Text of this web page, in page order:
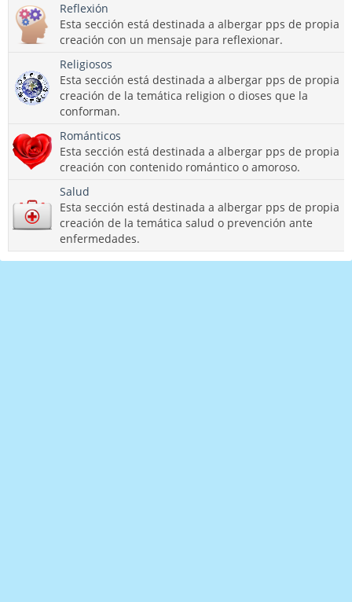
Reflexión
Esta sección está destinada a albergar pps de propia
creación con un mensaje para reflexionar.
Religiosos
Esta sección está destinada a albergar pps de propia
creación de la temática religion o dioses que la
conforman.
Románticos
Esta sección está destinada a albergar pps de propia
creación con contenido romántico o amoroso.
Salud
Esta sección está destinada a albergar pps de propia
creación de la temática salud o prevención ante
enfermedades.